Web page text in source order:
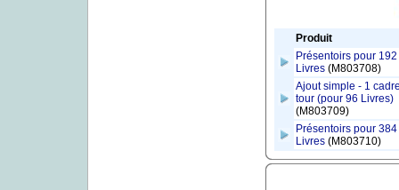
Produit
Présentoirs pour 192
Livres (M803708)
Ajout simple - 1
tour (pour 96 Livres)
(M803709)
Présentoirs pour 384
Livres (M803710)